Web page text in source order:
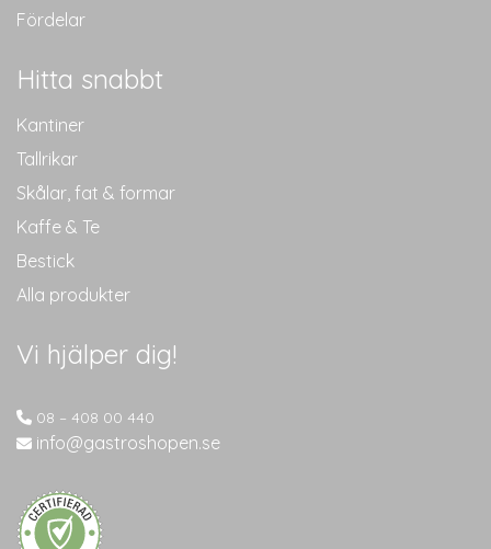
Fördelar
Hitta snabbt
Kantiner
Tallrikar
Skålar, fat & formar
Kaffe & Te
Bestick
Alla produkter
Vi hjälper dig!
08 – 408 00 440
info@gastroshopen.se